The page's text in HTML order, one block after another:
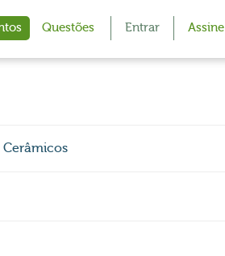
Questões Entrar Assine
Cerâmicos